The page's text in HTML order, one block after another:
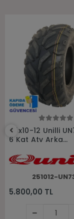
25x10-12 Unilli
6 Kat Atv Arka
251012-
5.800,00 TL